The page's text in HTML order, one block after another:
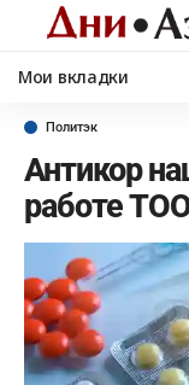
Мои вкладки
Политэк
Антикор
работе